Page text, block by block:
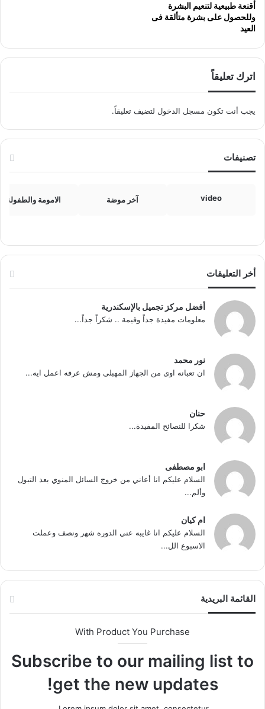
أقنعة طبيعية لتنعيم البشرة
وللحصول على بشرة متألقة فى
العيد
اترك تعليقاً
يجب أنت تكون مسجل الدخول لتضيف تعليقاً.
تصنيفات
video آخر موضة الامومة والطفولة
أخر التعليقات
أفضل مركز تجميل بالإسكندرية
معلومات مفيدة جداً وقيمة .. شكراً جداً...
نور محمد
ان تعبانه اوى من الجهاز المهبلى ومش عرفه اعمل ايه...
حنان
شكرا للنصائح المفيدة...
ابو مصطفى
السلام عليكم انا أعاني من خروج السائل المنوي بعد التبول
وألم...
ام كيان
السلام عليكم انا غايبه عني الدوره شهر ونصف وعملت
الاسبوع الل...
القائمة البريدية
With Product You Purchase
Subscribe to our mailing list to
get the new updates!